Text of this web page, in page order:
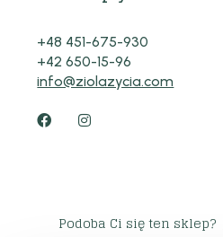
+48 451-675-930
+42 650-15-96
info@ziolazycia.com
Podoba Ci się ten sklep?